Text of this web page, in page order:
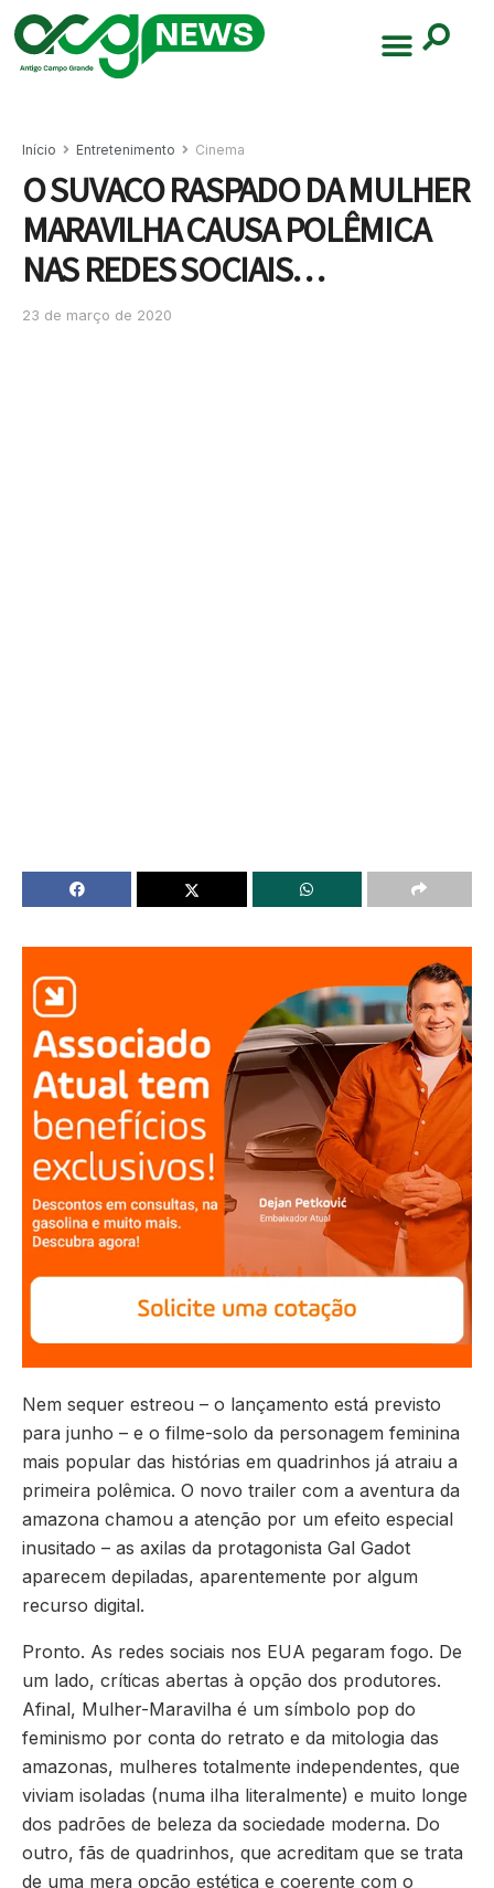
Início Entretenimento Cinema
O SUVACO RASPADO DA MULHER
MARAVILHA CAUSA POLÊMICA
NAS REDES SOCIAIS…
23 de março de 2020
Nem sequer estreou – o lançamento está previsto
para junho – e o filme-solo da personagem feminina
mais popular das histórias em quadrinhos já atraiu a
primeira polêmica. O novo trailer com a aventura da
amazona chamou a atenção por um efeito especial
inusitado – as axilas da protagonista Gal Gadot
aparecem depiladas, aparentemente por algum
recurso digital.
Pronto. As redes sociais nos EUA pegaram fogo. De
um lado, críticas abertas à opção dos produtores.
Afinal, Mulher-Maravilha é um símbolo pop do
feminismo por conta do retrato e da mitologia das
amazonas, mulheres totalmente independentes, que
viviam isoladas (numa ilha literalmente) e muito longe
dos padrões de beleza da sociedade moderna. Do
outro, fãs de quadrinhos, que acreditam que se trata
de uma mera opção estética e coerente com o